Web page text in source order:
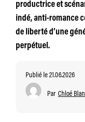
productrice et
indé, anti-romance
de liberté d’une
perpétuel.
Publié le 21.06.2026
Par Chloé